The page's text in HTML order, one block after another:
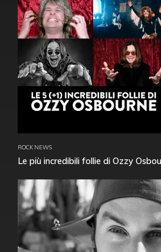
ROCK NEWS
Le più incredibili follie di Ozzy